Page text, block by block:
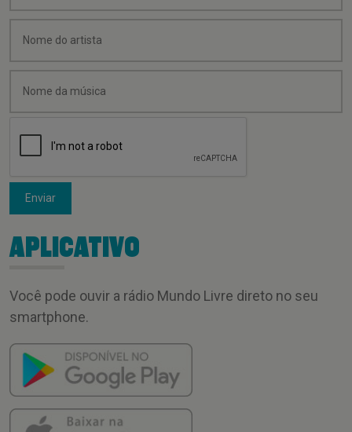
Enviar
APLICATIVO
Você pode ouvir a rádio Mundo Livre direto no seu
smartphone.